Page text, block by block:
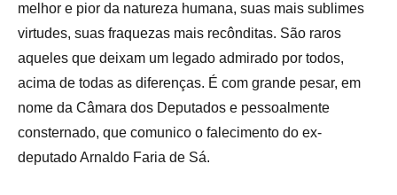
melhor e pior da natureza humana, suas mais sublimes
virtudes, suas fraquezas mais recônditas. São raros
aqueles que deixam um legado admirado por todos,
acima de todas as diferenças. É com grande pesar, em
nome da Câmara dos Deputados e pessoalmente
consternado, que comunico o falecimento do ex-
deputado Arnaldo Faria de Sá.